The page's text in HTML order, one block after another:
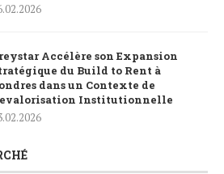
Accélère son Expansion
du Build to Rent à
dans un Contexte de
Institutionnelle